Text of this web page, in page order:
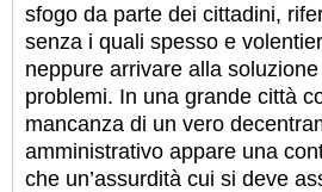
sfogo da parte dei cittadini,
senza i quali spesso e
neppure arrivare alla
problemi. In una grande città
mancanza di un vero
amministrativo appare una
che un’assurdità cui si deve